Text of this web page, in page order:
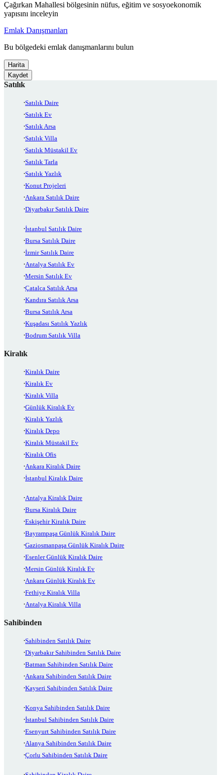
Çağırkan Mahallesi bölgesinin nüfus, eğitim ve sosyoekonomik
yapısını inceleyin
Emlak Danışmanları
Bu bölgedeki emlak danışmanlarını bulun
Harita
Kaydet
Satılık
Satılık Daire
Satılık Ev
Satılık Arsa
Satılık Villa
Satılık Müstakil Ev
Satılık Tarla
Satılık Yazlık
Konut Projeleri
Ankara Satılık Daire
Diyarbakır Satılık Daire
İstanbul Satılık Daire
Bursa Satılık Daire
İzmir Satılık Daire
Antalya Satılık Ev
Mersin Satılık Ev
Çatalca Satılık Arsa
Kandıra Satılık Arsa
Bursa Satılık Arsa
Kuşadası Satılık Yazlık
Bodrum Satılık Villa
Kiralık
Kiralık Daire
Kiralık Ev
Kiralık Villa
Günlük Kiralık Ev
Kiralık Yazlık
Kiralık Depo
Kiralık Müstakil Ev
Kiralık Ofis
Ankara Kiralık Daire
İstanbul Kiralık Daire
Antalya Kiralık Daire
Bursa Kiralık Daire
Eskişehir Kiralık Daire
Bayrampaşa Günlük Kiralık Daire
Gaziosmanpaşa Günlük Kiralık Daire
Esenler Günlük Kiralık Daire
Mersin Günlük Kiralık Ev
Ankara Günlük Kiralık Ev
Fethiye Kiralık Villa
Antalya Kiralık Villa
Sahibinden
Sahibinden Satılık Daire
Diyarbakır Sahibinden Satılık Daire
Batman Sahibinden Satılık Daire
Ankara Sahibinden Satılık Daire
Kayseri Sahibinden Satılık Daire
Konya Sahibinden Satılık Daire
İstanbul Sahibinden Satılık Daire
Esenyurt Sahibinden Satılık Daire
Alanya Sahibinden Satılık Daire
Çorlu Sahibinden Satılık Daire